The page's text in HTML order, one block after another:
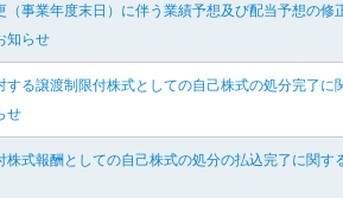
（事業年度末日）に伴う業績予想及び配当予想の修
知らせ
する譲渡制限付株式としての自己株式の処分完了に
せ
株式報酬としての自己株式の処分の払込完了に関す